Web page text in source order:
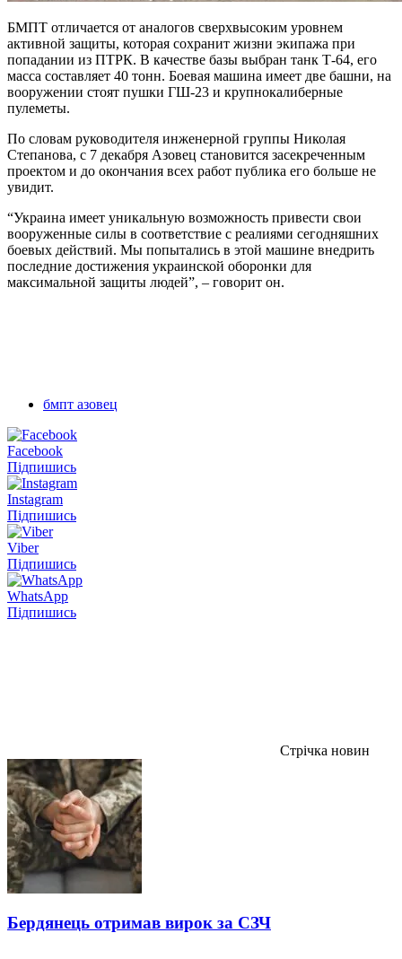
БМПТ отличается от аналогов сверхвысоким уровнем
активной защиты, которая сохранит жизни экипажа при
попадании из ПТРК. В качестве базы выбран танк Т-64, его
масса составляет 40 тонн. Боевая машина имеет две башни, на
вооружении стоят пушки ГШ-23 и крупнокалиберные
пулеметы.
По словам руководителя инженерной группы Николая
Степанова, с 7 декабря Азовец становится засекреченным
проектом и до окончания всех работ публика его больше не
увидит.
“Украина имеет уникальную возможность привести свои
вооруженные силы в соответствие с реалиями сегодняшних
боевых действий. Мы попытались в этой машине внедрить
последние достижения украинской оборонки для
максимальной защиты людей”, – говорит он.
бмпт азовец
Facebook
Підпишись
Instagram
Підпишись
Viber
Підпишись
WhatsApp
Підпишись
Стрічка новин
Бердянець отримав вирок за СЗЧ